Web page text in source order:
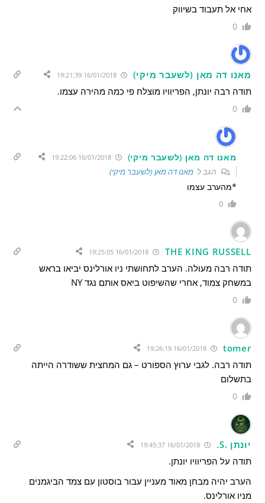
אחי אל תעבוד בשיווק
0
מאנו דה מאן (לשעבר מיקי) 16/01/2018 19:21:39
תודה רבה יונתן, הפריוויו מוצלח פי כמה מהירה עצמו.
0
מאנו דה מאן (לשעבר מיקי) 16/01/2018 19:22:06
הגב למאנו דה מאן (לשעבר מיקי)
*מהערב עצמו
0
THE KING RUSSELL
תודה רבה מעולה. הערב לתחושתי ניו אורלינס יביאו בראש
במשחק צמוד, אחרי שהשיפוט ביאס אותם נגד NY
0
tomer
תודה רבה. לגבי ערוץ הספורט – גם המחצית ששודרה הייתה
בתשלום
0
יונתן .S.
תודה על הפריוויו יונתן.
הערב יהיה מבחן מאוד מעניין עבור בוסטון עם צמד הביגמנים
מניו אורלינס.